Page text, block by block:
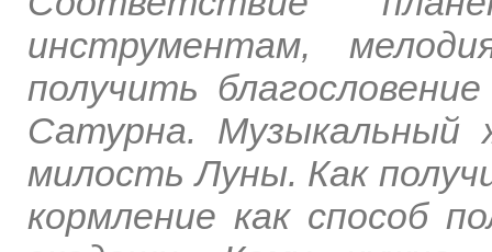
инструментам,
получить
Сатурна.
милость Луны. Как
кормление как способ